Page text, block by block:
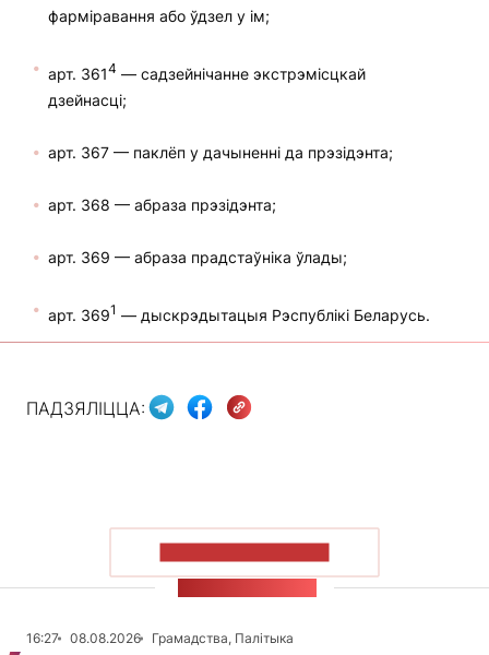
фарміравання або ўдзел у ім;
арт. 3614 — садзейнічанне экстрэмісцкай
дзейнасці;
арт. 367 — паклёп у дачыненні да прэзідэнта;
арт. 368 — абраза прэзідэнта;
арт. 369 — абраза прадстаўніка ўлады;
арт. 3691 — дыскрэдытацыя Рэспублікі Беларусь.
ПАДЗЯЛІЦЦА:
16:27 08.08.2026
Грамадства, Палітыка